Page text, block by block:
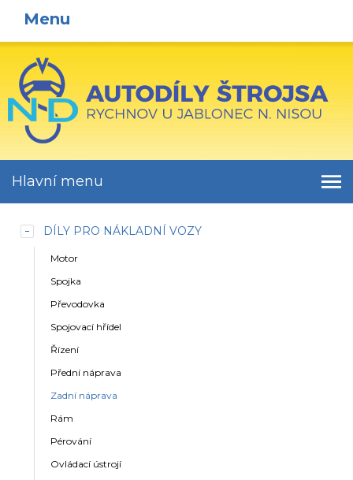
Menu
Hlavní menu
DÍLY PRO NÁKLADNÍ VOZY
Motor
Spojka
Převodovka
Spojovací hřídel
Řízení
Přední náprava
Zadní náprava
Rám
Pérování
Ovládací ústrojí